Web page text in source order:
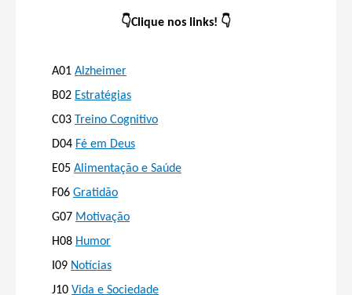
👇Clique nos links! 👇
A01 Alzheimer
B02 Estratégias
C03 Treino Cognitivo
D04 Fé em Deus
E05 Alimentação e Saúde
F06 Gratidão
G07 Motivação
H08 Humor
I09 Notícias
J10 Vida e Sociedade